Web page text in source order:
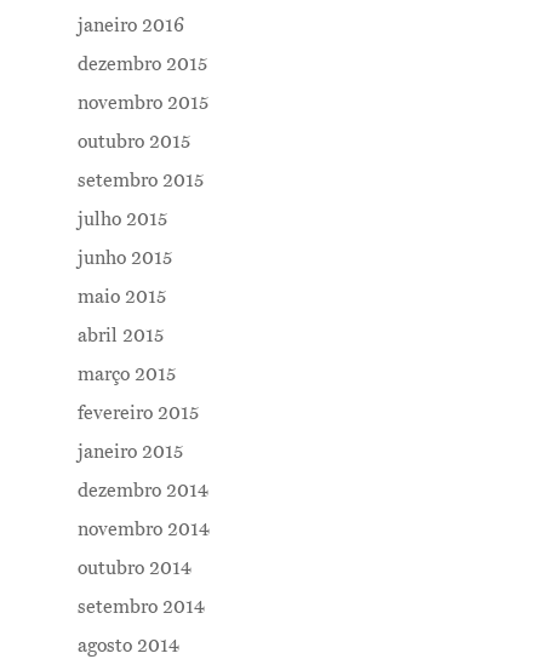
janeiro 2016
dezembro 2015
novembro 2015
outubro 2015
setembro 2015
julho 2015
junho 2015
maio 2015
abril 2015
março 2015
fevereiro 2015
janeiro 2015
dezembro 2014
novembro 2014
outubro 2014
setembro 2014
agosto 2014